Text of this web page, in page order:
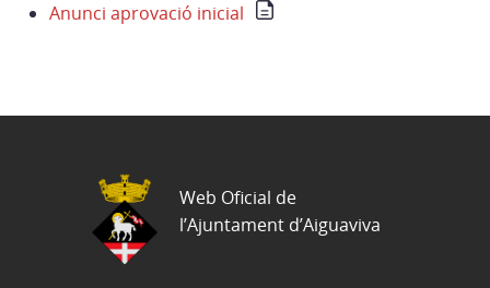
Anunci aprovació inicial
Web Oficial de
l’Ajuntament d’Aiguaviva